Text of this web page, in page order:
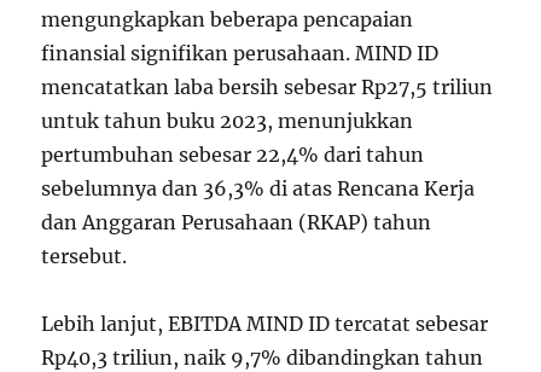
mengungkapkan beberapa pencapaian
finansial signifikan perusahaan. MIND ID
mencatatkan laba bersih sebesar Rp27,5 triliun
untuk tahun buku 2023, menunjukkan
pertumbuhan sebesar 22,4% dari tahun
sebelumnya dan 36,3% di atas Rencana Kerja
dan Anggaran Perusahaan (RKAP) tahun
tersebut.
Lebih lanjut, EBITDA MIND ID tercatat sebesar
Rp40,3 triliun, naik 9,7% dibandingkan tahun